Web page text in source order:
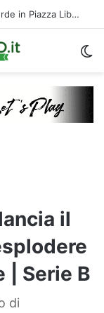
Una notte di enorme passione biancoverde in Piazza Libertà: l’Avellino si proietta verso la nuova stagione
il
| Serie B
di